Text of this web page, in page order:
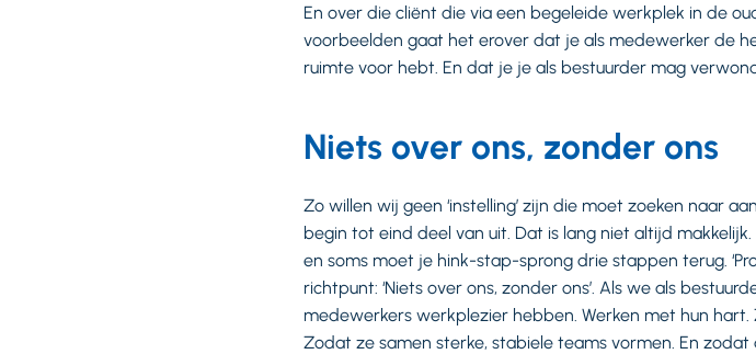
En over die cliënt die via een begeleide werkplek in de
voorbeelden gaat het erover dat je als medewerker de
ruimte voor hebt. En dat je je als bestuurder mag
Niets over ons, zonder ons
Zo willen wij geen ‘instelling’ zijn die moet zoeken naar
begin tot eind deel van uit. Dat is lang niet altijd
en soms moet je hink-stap-sprong drie stappen terug.
richtpunt: ‘Niets over ons, zonder ons’. Als we als
medewerkers werkplezier hebben. Werken met hun
Zodat ze samen sterke, stabiele teams vormen. En